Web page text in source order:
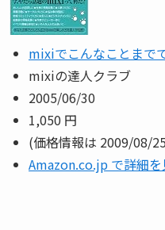
mixiでこんなことまで
mixiの達人クラブ
2005/06/30
1,050 円
(価格情報は 2009/08/
Amazon.co.jp で詳細を